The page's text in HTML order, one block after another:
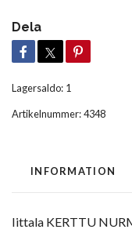
Dela
Lagersaldo: 1
Artikelnummer:4348
INFORMATION
Iittala KERTTU